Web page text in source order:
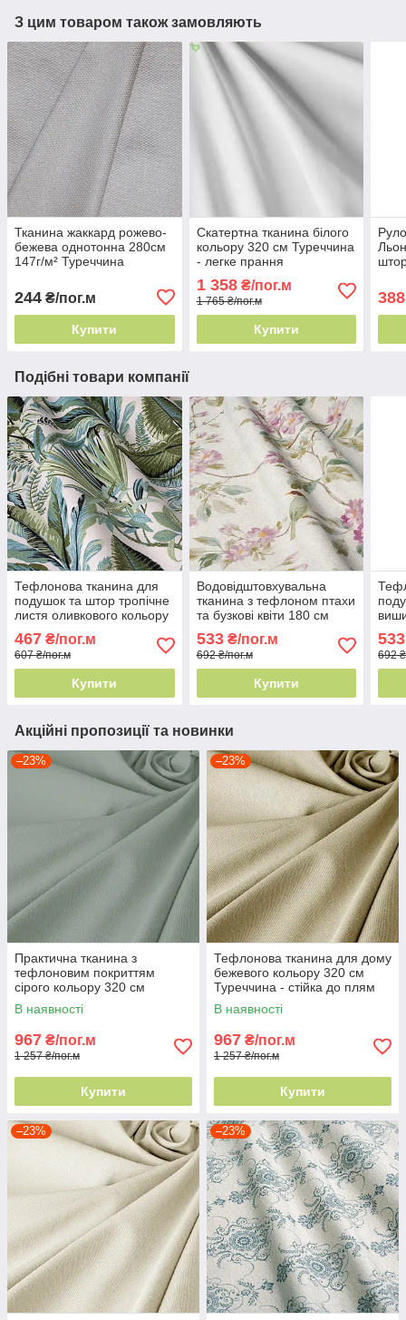
З цим товаром також замовляють
Тканина жаккард рожево-
бежева однотонна 280см
147г/м² Туреччина
244 ₴/пог.м
Купити
Скатертна тканина білого
кольору 320 см Туреччина
- легке прання
1 358₴/пог.м
1 765 ₴/пог.м
Купити
388
Подібні товари компанії
Тефлонова тканина для
подушок та штор тропічне
листя оливкового кольору
180 см Туреччина
467 ₴/пог.м
607 ₴/пог.м
Купити
Водовідштовхувальна
тканина з тефлоном птахи
та бузкові квіти 180 см
Туреччина - декор з
фауною
533₴/пог.м
692 ₴/пог.м
Купити
533
692
Акційні пропозиції та новинки
–23%
Практична тканина з
тефлоновим покриттям
сірого кольору 320 см
Туреччина - зберігає вигляд
роками
В наявності
967 ₴/пог.м
1 257 ₴/пог.м
Купити
–23%
Тефлонова тканина для дому
бежевого кольору 320 см
Туреччина - стійка до плям
В наявності
967 ₴/пог.м
1 257 ₴/пог.м
Купити
–23% –23%